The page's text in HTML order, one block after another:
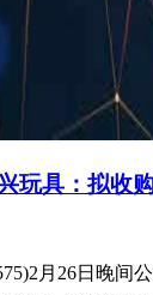
玩具：拟收
月26日晚间